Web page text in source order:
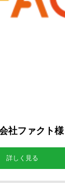
社ファクト様
詳しく見る